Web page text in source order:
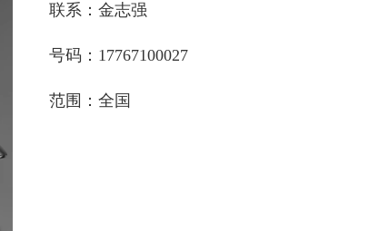
联系：金志强
号码：17767100027
范围：全国